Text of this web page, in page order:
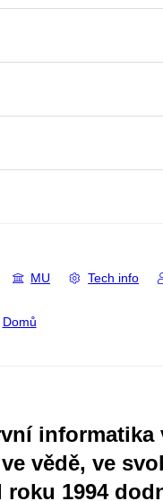
MU Tech info
Domů
informatika
vědě, ve
roku 1994